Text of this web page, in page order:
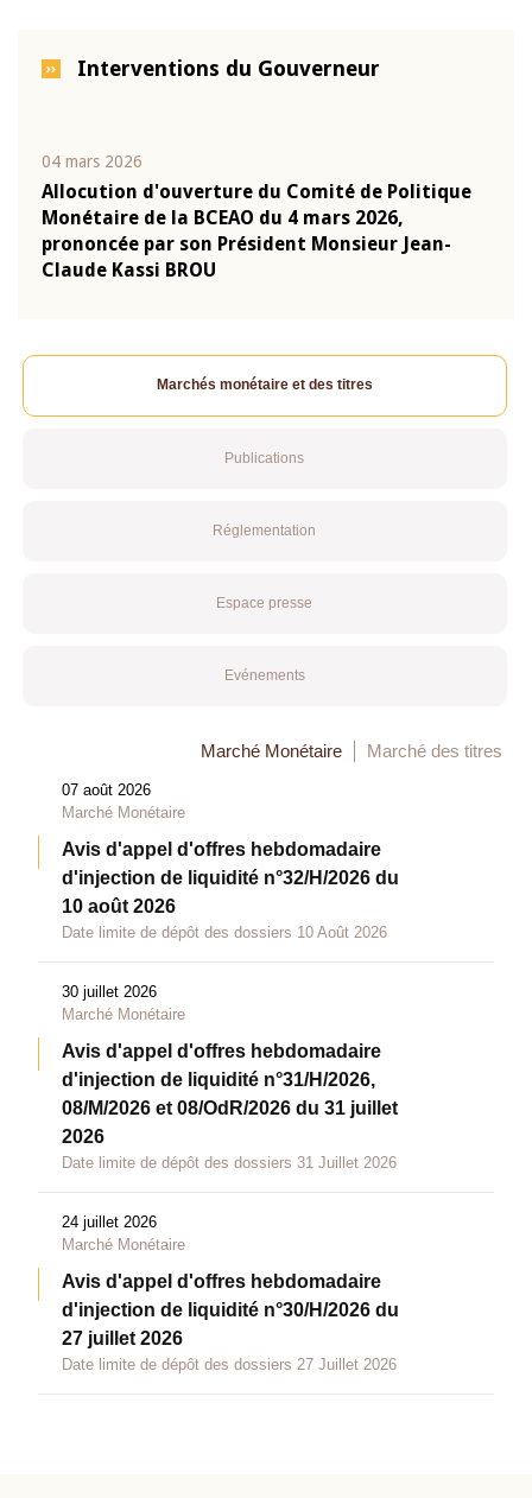
Interventions du Gouverneur
04 mars 2026
Allocution d'ouverture du Comité de Politique
Monétaire de la BCEAO du 4 mars 2026,
prononcée par son Président Monsieur Jean-
Claude Kassi BROU
Marchés monétaire et des titres
Publications
Réglementation
Espace presse
Evénements
Marché Monétaire Marché des titres
07 août 2026
Marché Monétaire
Avis d'appel d'offres hebdomadaire
d'injection de liquidité n°32/H/2026 du
10 août 2026
Date limite de dépôt des dossiers 10 Août 2026
30 juillet 2026
Marché Monétaire
Avis d'appel d'offres hebdomadaire
d'injection de liquidité n°31/H/2026,
08/M/2026 et 08/OdR/2026 du 31 juillet
2026
Date limite de dépôt des dossiers 31 Juillet 2026
24 juillet 2026
Marché Monétaire
Avis d'appel d'offres hebdomadaire
d'injection de liquidité n°30/H/2026 du
27 juillet 2026
Date limite de dépôt des dossiers 27 Juillet 2026